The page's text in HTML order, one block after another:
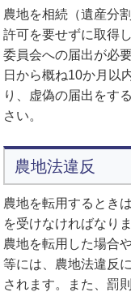
農地を相続（遺産分
許可を要せずに取得
委員会への届出が必
日から概ね10か月以
り、虚偽の届出をす
さい。
農地法違反
農地を転用するとき
を受けなければなり
農地を転用した場合
等には、農地法違反
されます。また、罰